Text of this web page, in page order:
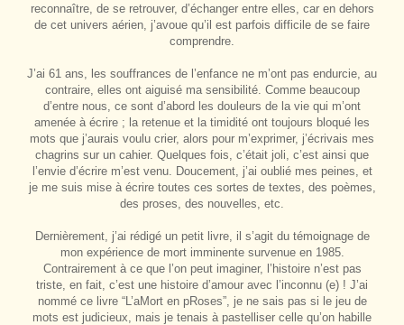
reconnaître, de se retrouver, d’échanger entre elles, car en dehors
de cet univers aérien, j’avoue qu’il est parfois difficile de se faire
comprendre.
J’ai 61 ans, les souffrances de l’enfance ne m’ont pas endurcie, au
contraire, elles ont aiguisé ma sensibilité. Comme beaucoup
d’entre nous, ce sont d’abord les douleurs de la vie qui m’ont
amenée à écrire ; la retenue et la timidité ont toujours bloqué les
mots que j’aurais voulu crier, alors pour m’exprimer, j’écrivais mes
chagrins sur un cahier. Quelques fois, c’était joli, c’est ainsi que
l’envie d’écrire m’est venu. Doucement, j’ai oublié mes peines, et
je me suis mise à écrire toutes ces sortes de textes, des poèmes,
des proses, des nouvelles, etc.
Dernièrement, j’ai rédigé un petit livre, il s’agit du témoignage de
mon expérience de mort imminente survenue en 1985.
Contrairement à ce que l’on peut imaginer, l’histoire n’est pas
triste, en fait, c’est une histoire d’amour avec l’inconnu (e) ! J’ai
nommé ce livre “L’aMort en pRoses”, je ne sais pas si le jeu de
mots est judicieux, mais je tenais à pastelliser celle qu’on habille